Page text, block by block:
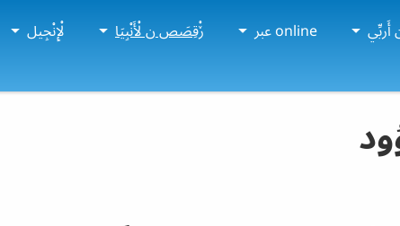
أَربِّي online عبر ڒْقِصَص ن لْأَنْبِيَا لْإِنْجِيل